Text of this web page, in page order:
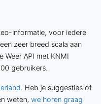
informatie, voor iedere
zeer breed scala aan
Weer API met KNMI
gebruikers.
. Heb je suggesties of
weten, we horen graag